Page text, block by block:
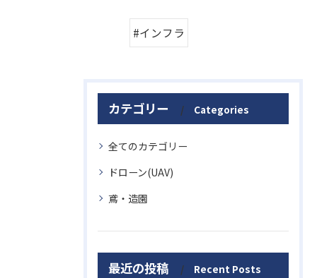
#インフラ
カテゴリー Categories
全てのカテゴリー
ドローン(UAV)
鳶・造園
最近の投稿 Recent Posts